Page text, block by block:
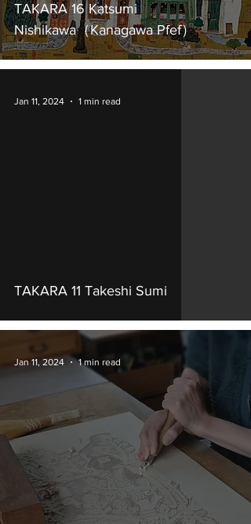
TAKARA 16 Katsumi
Nishikawa（Kanagawa Pfef）
TAKARA 11 Takeshi Sumi
Jan 11, 2024 1 min read
Jan 11, 2024 1 min read